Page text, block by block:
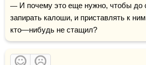
— И почему это еще нужно, чтобы до сих пор еще
запирать калоши, и приставлять к ним
кто—нибудь не стащил?